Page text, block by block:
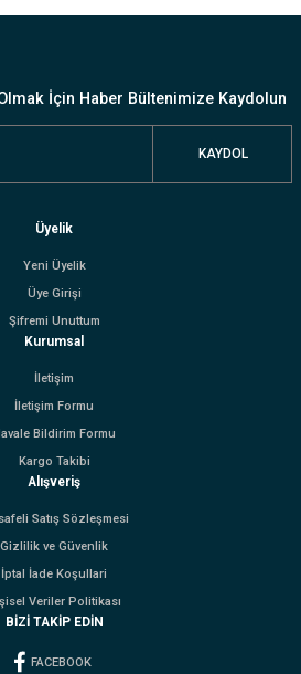
İçin Haber Bültenimize Kaydolun
KAYDOL
Üyelik
Yeni Üyelik
Üye Girişi
Şifremi Unuttum
Kurumsal
İletişim
İletişim Formu
Bildirim Formu
Kargo Takibi
Alışveriş
Satış Sözleşmesi
Gizlilik ve Güvenlik
İptal İade Koşullari
Veriler Politikası
BİZİ TAKİP EDİN
FACEBOOK